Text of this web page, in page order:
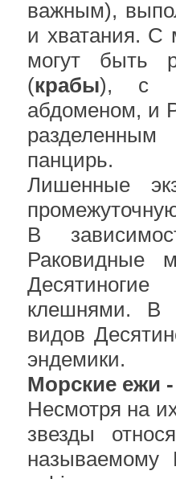
важным),
и хватания. С
могут быть
(крабы), с
абдоменом, и
панцирь.
Лишенные
В
Раковидные
клешнями. В
видов
эндемики.
Морские ежи
Несмотря на
звезды
называемому